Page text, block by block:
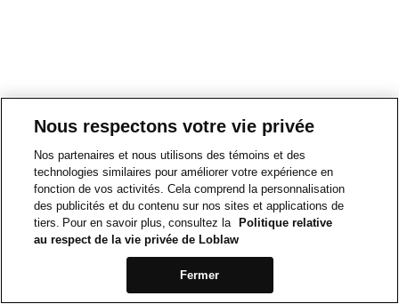
Nous respectons votre vie privée
Nos partenaires et nous utilisons des témoins et des
technologies similaires pour améliorer votre expérience en
fonction de vos activités. Cela comprend la personnalisation
des publicités et du contenu sur nos sites et applications de
tiers. Pour en savoir plus, consultez la
Politique relative
au respect de la vie privée de Loblaw
Fermer